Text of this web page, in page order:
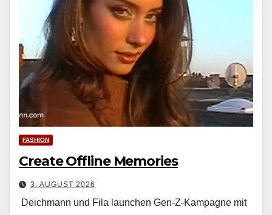
FASHION
Create Offline Memories
3. AUGUST 2026
Deichmann und Fila launchen Gen-Z-Kampagne mit